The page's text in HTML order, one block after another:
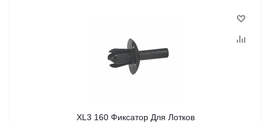
XL3 160 Фиксатор Для Лотков